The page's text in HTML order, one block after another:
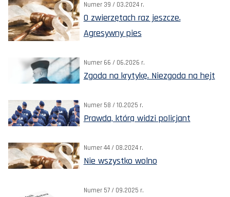
Numer 39 / 03.2024 r.
O zwierzętach raz jeszcze.
Agresywny pies
Numer 66 / 06.2026 r.
Zgoda na krytykę. Niezgoda na hejt
Numer 58 / 10.2025 r.
Prawda, którą widzi policjant
Numer 44 / 08.2024 r.
Nie wszystko wolno
Numer 57 / 09.2025 r.